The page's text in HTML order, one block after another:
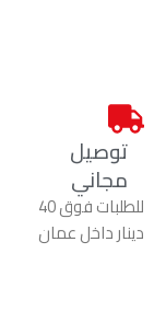
توصيل
مجاني
للطلبات فوق 40
دينار داخل عمان